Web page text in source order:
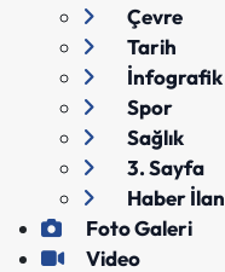
Çevre
Tarih
İnfografik
Spor
Sağlık
3. Sayfa
Haber İlan
Foto Galeri
Video